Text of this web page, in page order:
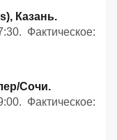
Казань.
Фактическое:
Сочи.
Фактическое: